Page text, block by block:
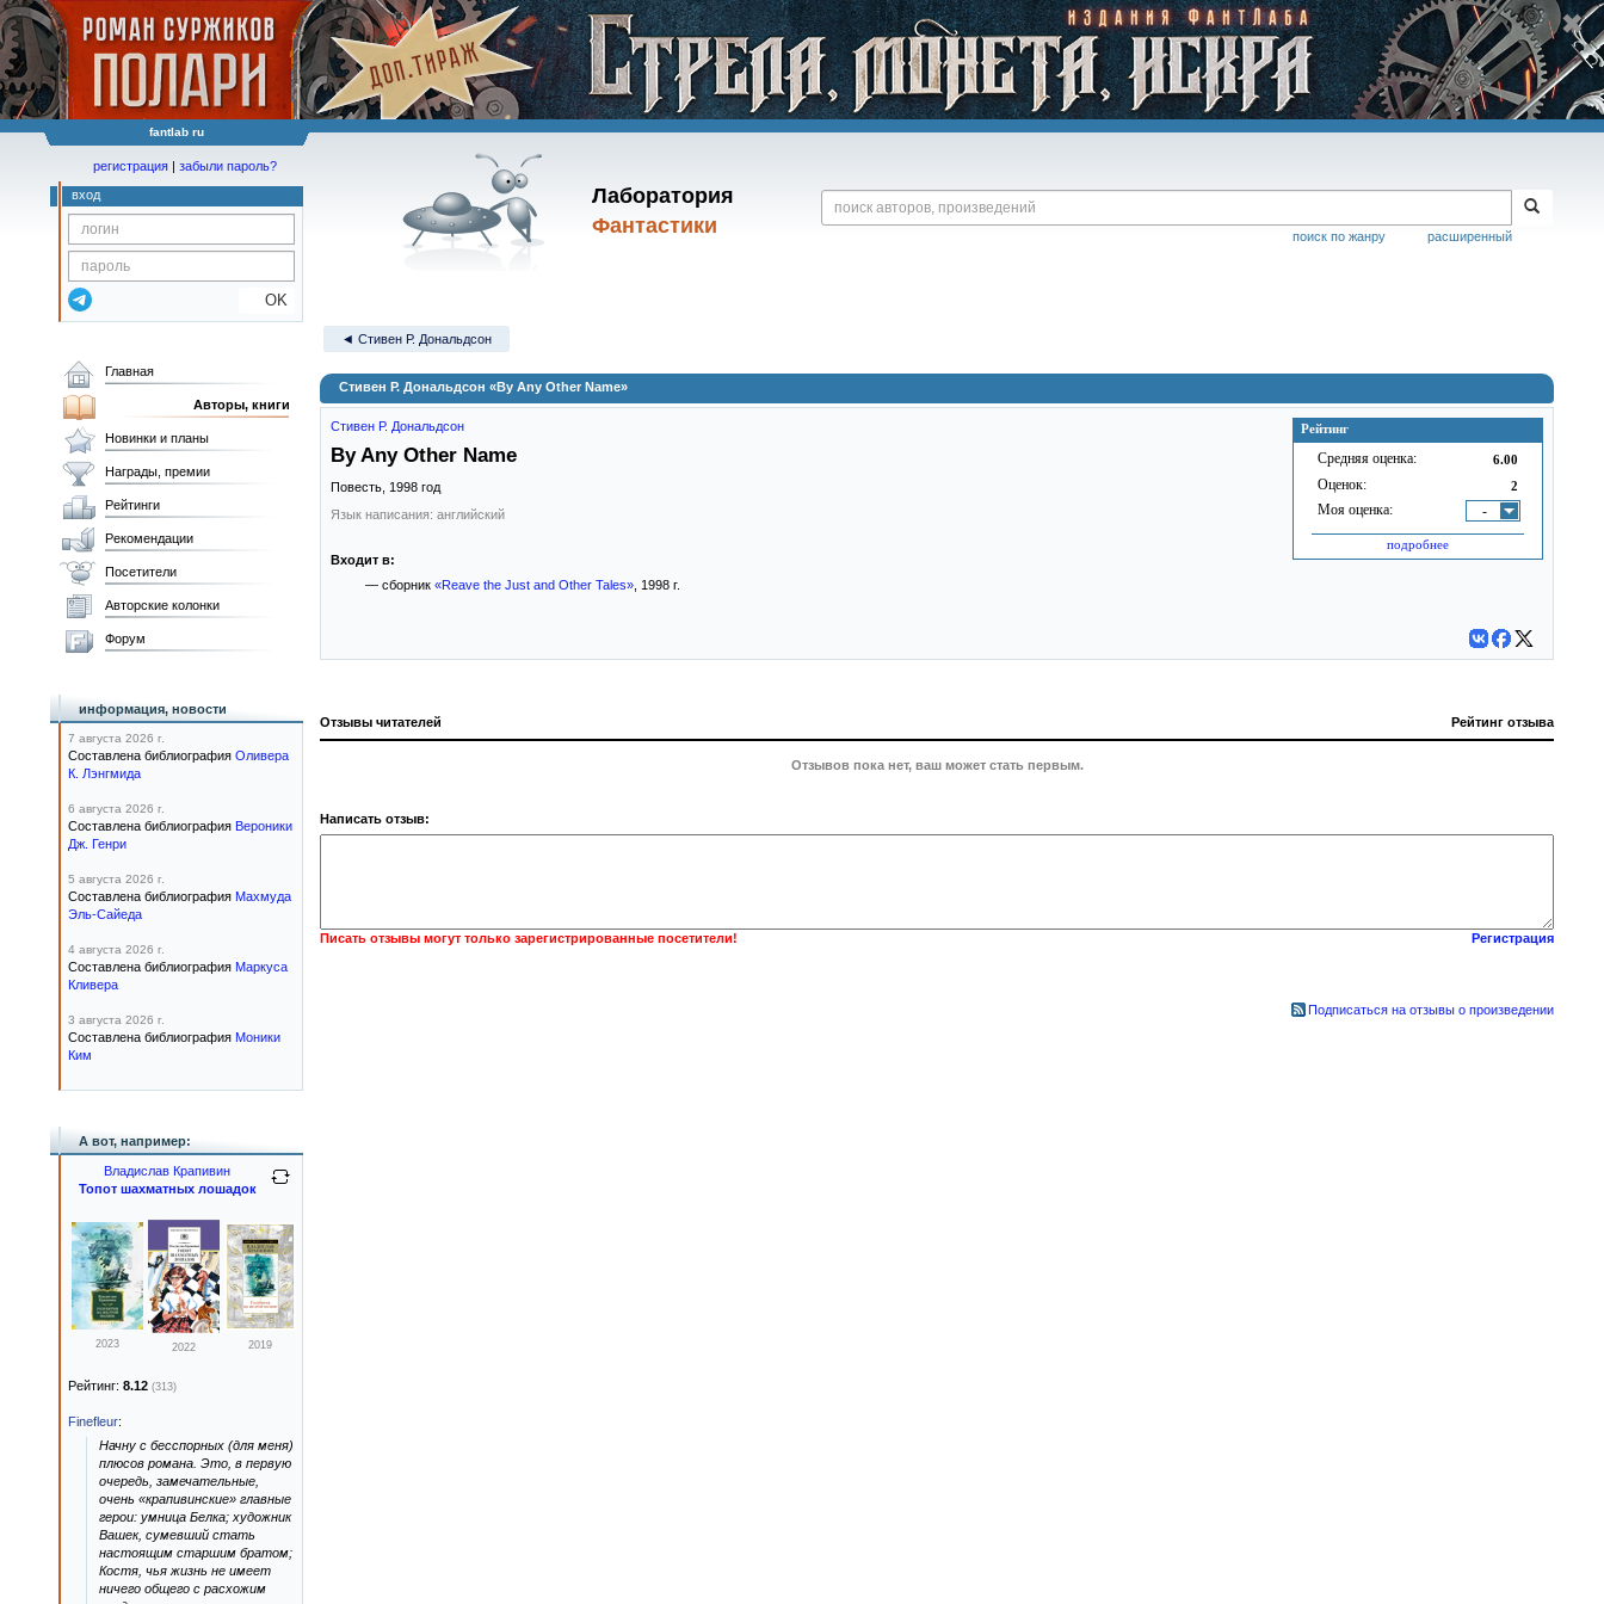
fantlab ru
Лаборатория
Фантастики
расширенный
поиск по жанру
регистрация | забыли пароль?
вход
OK
◄ Стивен Р. Дональдсон
Стивен Р. Дональдсон «By Any Other Name»
Рейтинг
Средняя оценка: 6.00
Оценок: 2
Моя оценка: -
подробнее
Стивен Р. Дональдсон
By Any Other Name
Повесть, 1998 год
Язык написания: английский
Входит в:
— сборник «Reave the Just and Other Tales», 1998 г.
Отзывы читателей Рейтинг отзыва
Отзывов пока нет, ваш может стать первым.
Написать отзыв:
Писать отзывы могут только зарегистрированные посетители! Регистрация
Подписаться на отзывы о произведении
Главная
Авторы, книги
Новинки и планы
Награды, премии
Рейтинги
Рекомендации
Посетители
Авторские колонки
Форум
информация, новости
7 августа 2026 г.
Составлена библиография Оливера
К. Лэнгмида
6 августа 2026 г.
Составлена библиография Вероники
Дж. Генри
5 августа 2026 г.
Составлена библиография Махмуда
Эль-Сайеда
4 августа 2026 г.
Составлена библиография Маркуса
Кливера
3 августа 2026 г.
Составлена библиография Моники
Ким
А вот, например:
Владислав Крапивин
Топот шахматных лошадок
2023 2022 2019
Рейтинг: 8.12 (313)
Finefleur:
Начну с бесспорных (для меня)
плюсов романа. Это, в первую
очередь, замечательные,
очень «крапивинские» главные
герои: умница Белка; художник
Вашек, сумевший стать
настоящим старшим братом;
Костя, чья жизнь не имеет
ничего общего с расхожим